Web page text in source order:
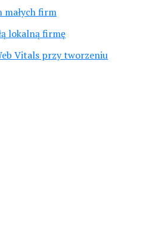
małych firm
lokalną firmę
Vitals przy tworzeniu